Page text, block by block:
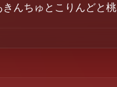
きんちゅとこりんどと桃